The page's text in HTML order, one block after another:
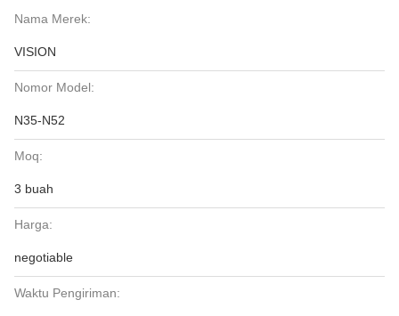
Nama Merek:
VISION
Nomor Model:
N35-N52
Moq:
3 buah
Harga:
negotiable
Waktu Pengiriman: